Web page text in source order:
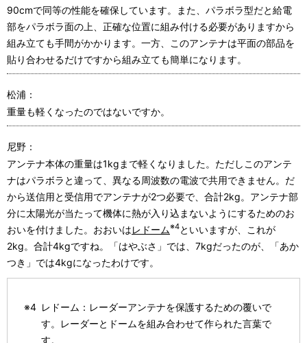
90cmで同等の性能を確保しています。また、パラボラ型だと給電
部をパラボラ面の上、正確な位置に組み付ける必要がありますから
組み立ても手間がかかります。一方、このアンテナは平面の部品を
貼り合わせるだけですから組み立ても簡単になります。
松浦：
重量も軽くなったのではないですか。
尼野：
アンテナ本体の重量は1kgまで軽くなりました。ただしこのアンテ
ナはパラボラと違って、異なる周波数の電波で共用できません。だ
から送信用と受信用でアンテナが2つ必要で、合計2kg。アンテナ部
分に太陽光が当たって機体に熱が入り込まないようにするためのお
おいを付けました。おおいはレドーム※4といいますが、これが
2kg。合計4kgですね。「はやぶさ」では、7kgだったのが、「あか
つき」では4kgになったわけです。
※4 レドーム：レーダーアンテナを保護するための覆いで
す。レーダーとドームを組み合わせて作られた言葉で
す。